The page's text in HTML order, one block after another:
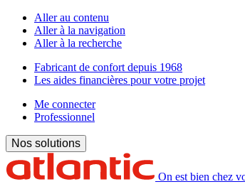
Aller au contenu
Aller à la navigation
Aller à la recherche
Fabricant de confort depuis 1968
Les aides financières pour votre projet
Me connecter
Professionnel
Nos solutions
On est bien chez